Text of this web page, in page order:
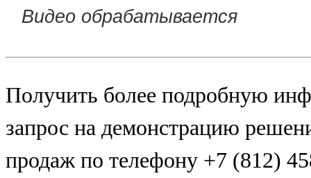
Видео обрабатывается
Получить более подробную
запрос на демонстрацию
продаж по телефону +7 (812)